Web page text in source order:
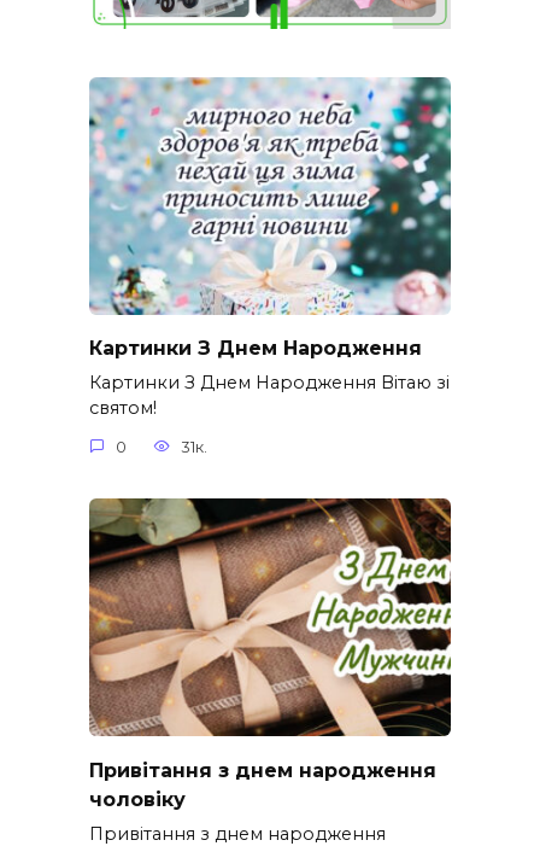
Картинки З Днем Народження
Картинки З Днем Народження Вітаю зі
святом!
0 31к.
Привітання з днем народження
чоловіку
Привітання з днем народження